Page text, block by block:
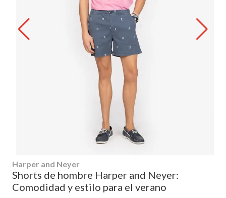
Harper and Neyer
Shorts de hombre Harper and Neyer:
Comodidad y estilo para el verano